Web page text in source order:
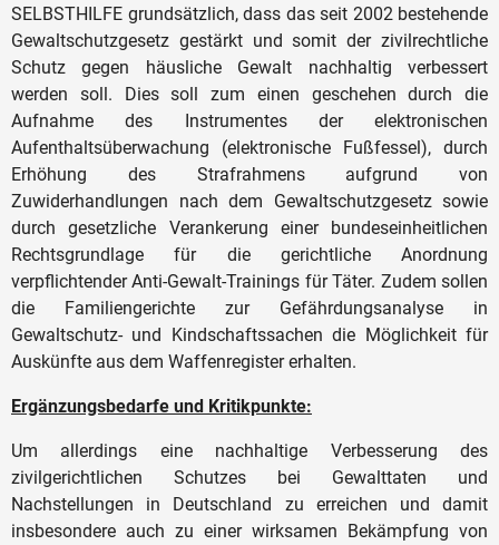
SELBSTHILFE grundsätzlich, dass das seit 2002 bestehende
Gewaltschutzgesetz gestärkt und somit der zivilrechtliche
Schutz gegen häusliche Gewalt nachhaltig verbessert
werden soll. Dies soll zum einen geschehen durch die
Aufnahme des Instrumentes der elektronischen
Aufenthaltsüberwachung (elektronische Fußfessel), durch
Erhöhung des Strafrahmens aufgrund von
Zuwiderhandlungen nach dem Gewaltschutzgesetz sowie
durch gesetzliche Verankerung einer bundeseinheitlichen
Rechtsgrundlage für die gerichtliche Anordnung
verpflichtender Anti-Gewalt-Trainings für Täter. Zudem sollen
die Familiengerichte zur Gefährdungsanalyse in
Gewaltschutz- und Kindschaftssachen die Möglichkeit für
Auskünfte aus dem Waffenregister erhalten.
Ergänzungsbedarfe und Kritikpunkte:
Um allerdings eine nachhaltige Verbesserung des
zivilgerichtlichen Schutzes bei Gewalttaten und
Nachstellungen in Deutschland zu erreichen und damit
insbesondere auch zu einer wirksamen Bekämpfung von